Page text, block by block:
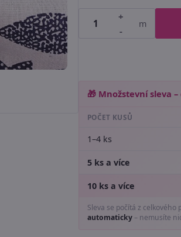
+
-
m
🎁 Množstevní sleva
POČET KUSŮ
1–4 ks
5 ks a více
10 ks a více
Sleva se počítá z
automaticky– nemusíte